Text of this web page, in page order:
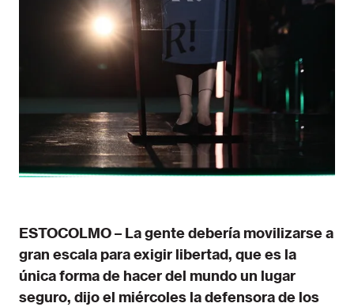
ESTOCOLMO – La gente debería movilizarse a
gran escala para exigir libertad, que es la
única forma de hacer del mundo un lugar
seguro, dijo el miércoles la defensora de los